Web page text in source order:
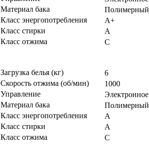
Материал бака
Полимерный
Класс энергопотребления
А+
Класс стирки
А
Класс отжима
С
Загрузка белья (кг)
6
Скорость отжима (об/мин)
1000
Управление
Электронное
Материал бака
Полимерный
Класс энергопотребления
А
Класс стирки
А
Класс отжима
С